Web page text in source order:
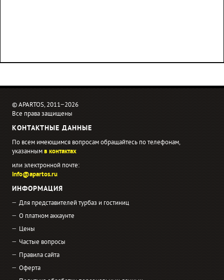
© APARTOS, 2011−2026
Все права защищены
КОНТАКТНЫЕ ДАННЫЕ
По всем имеющимся вопросам обращайтесь по телефонам,
указаннымв контактах
или электронной почте:
info@apartos.ru
ИНФОРМАЦИЯ
Для представителей турбаз и гостиниц
О платном аккаунте
Цены
Частые вопросы
Правила сайта
Оферта